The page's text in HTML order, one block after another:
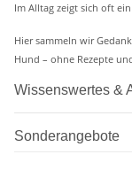
Im Alltag zeigt sich oft
Hier sammeln wir
Hund – ohne Rezepte
Wissenswertes &
Sonderangebote